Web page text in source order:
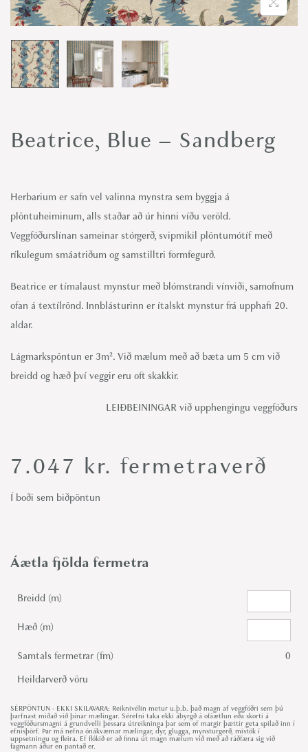
o
n
Beatrice, Blue – Sandberg
7.047 kr. fermetraverð
Herbarium er safn vel valinna mynstra sem byggja á
plöntuheiminum, alls staðar að úr hinni víðu veröld.
Veggfóðurslínan sameinar stórgerð, svipmikil plöntumótíf með
ríkulegum smáatriðum og samstilltri formfegurð.
Beatrice er tímalaust mynstur með blómstrandi vínviði, samofnum
ofan á textílrönd. Innblásturinn er ítalskt mynstur frá upphafi 20.
aldar.
Lágmarkspöntun er 3m². Við mælum með að bæta um 5 cm við
breidd og hæð því veggir eru oft skakkir.
LEIÐBEININGAR við upphengingu veggfóðurs
Í boði sem biðpöntun
Áætla fjölda fermetra
Breidd (m)
Hæð (m)
Samtals fermetrar (fm)
0
Heildarverð vöru
SÉRPÖNTUN - EKKI SKILAVARA: Reiknivélin metur u.þ.b. það magn af veggfóðri sem þú
þarfnast miðað við þínar mælingar. Sérefni taka ekki ábyrgð á ofáætlun eða skorti á
veggfóðursmagni á grundvelli þessara útreikninga þar sem of margir þættir geta spilað inn í
efnisþörf. Þar má nefna ónákvæmar mælingar, dyr, glugga, mynsturgerð, mistök í
uppsetningu og fleira. Ef flókið er að finna út magn mælum við með að ráðfæra sig við
fagmann áður en pantað er.